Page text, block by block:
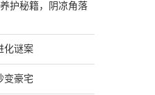
护秘籍，阴凉角落
化谜案
变豪宅